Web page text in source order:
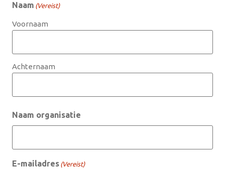
Naam (Vereist)
Voornaam
Achternaam
Naam organisatie
E-mailadres (Vereist)